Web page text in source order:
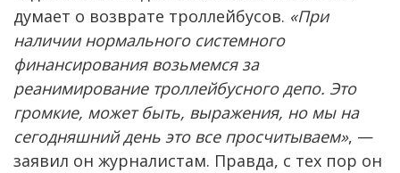
думает о возврате троллейбусов. «При
наличии нормального системного
финансирования возьмемся за
реанимирование троллейбусного депо. Это
громкие, может быть, выражения, но мы на
сегодняшний день это все просчитываем», —
заявил он журналистам. Правда, с тех пор он